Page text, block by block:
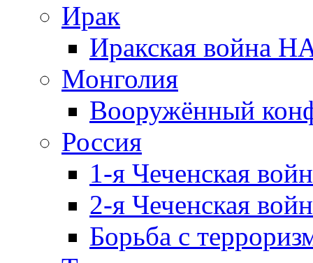
Ирак
Иракская война
Монголия
Вооружённый
Россия
1-я Чеченская
2-я Чеченская
Борьба с